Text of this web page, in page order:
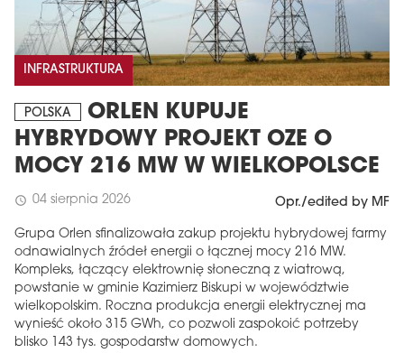
INFRASTRUKTURA
POLSKA
ORLEN KUPUJE
HYBRYDOWY PROJEKT OZE O
MOCY 216 MW W WIELKOPOLSCE
schedule 04 sierpnia 2026 Opr./edited by MF
Grupa Orlen sfinalizowała zakup projektu hybrydowej farmy
odnawialnych źródeł energii o łącznej mocy 216 MW.
Kompleks, łączący elektrownię słoneczną z wiatrową,
powstanie w gminie Kazimierz Biskupi w województwie
wielkopolskim. Roczna produkcja energii elektrycznej ma
wynieść około 315 GWh, co pozwoli zaspokoić potrzeby
blisko 143 tys. gospodarstw domowych.